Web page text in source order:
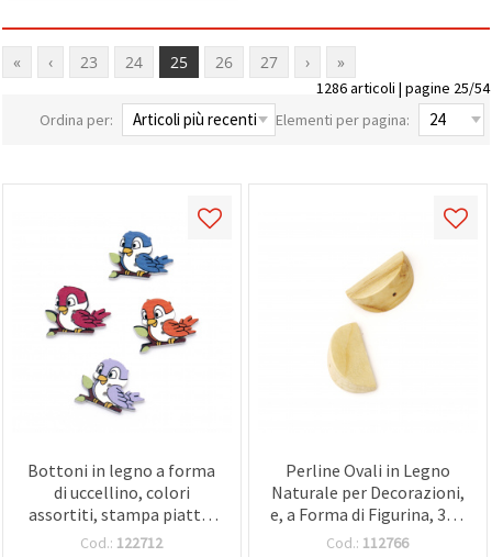
« ‹ 23 24 25 26 27 › »
1286 articoli | pagine 25/54
Ordina per:
Elementi per pagina:
Bottoni in legno a forma
di uccellino, colori
assortiti, stampa piatta,
25?29?3 mm, foro 2 mm -
Cod.: 122712
Perline Ovali in Legno
Naturale per Decorazioni,
e, a Forma di Figurina, 32 x
18 x 15 mm, Foro Singolo
Cod.: 112766